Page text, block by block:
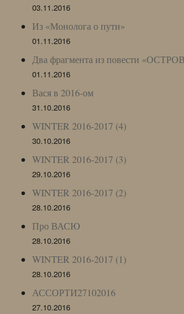
03.11.2016
Из «Монолога о пути»
01.11.2016
Два фрагмента из повести
01.11.2016
Вася в 2016-ом
31.10.2016
WINTER 2016-2017 (4)
30.10.2016
WINTER 2016-2017 (3)
29.10.2016
WINTER 2016-2017 (2)
28.10.2016
Про ВАСЮ
28.10.2016
WINTER 2016-2017 (1)
28.10.2016
АССОРТИ27102016
27.10.2016